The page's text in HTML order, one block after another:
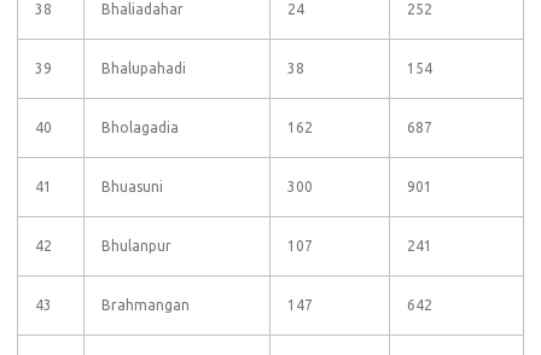
38 Bhaliadahar 24 252
39 Bhalupahadi 38 154
40 Bholagadia 162 687
41 Bhuasuni 300 901
42 Bhulanpur 107 241
43 Brahmangan 147 642